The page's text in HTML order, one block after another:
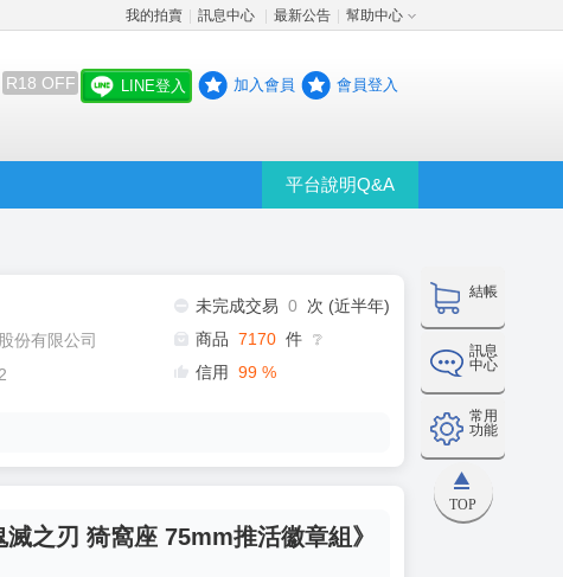
我的拍賣 訊息中心 最新公告 幫助中心
R18 OFF LINE登入 加入會員 會員登入
平台說明Q&A
結帳
訊息
中心
常用
功能
TOP
份有限公司
未完成交易 0
次 (近半年)
商品 7170 件 ❔
信用 99 %
之刃 猗窩座 75mm推活徽章組》